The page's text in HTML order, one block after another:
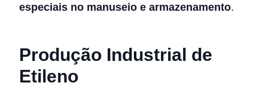
especiais no manuseio e armazenamento.
Produção Industrial de
Etileno